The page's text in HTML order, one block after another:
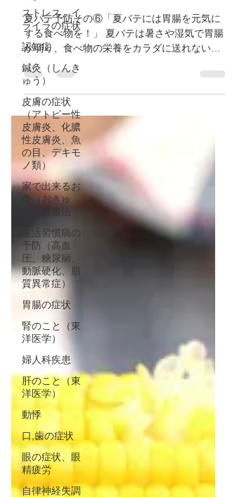
ストレス、イ
ライラの症状
認知症
鍼灸（しんき
ゅう）
皮膚の症状
（アトピー性
皮膚炎、化膿
性皮膚炎、魚
の目、デキモ
ノ類）
家で出来るお
灸（おきゅ
う）健康法
生活習慣病の
予防（高血
圧、糖尿病、
動脈硬化、脂
質異常症）
胃腸の症状
腎のこと（東
洋医学）
婦人科疾患
肝のこと（東
洋医学）
動悸
口,歯の症状
眼の症状、眼
精疲労
自律神経失調
ん
夏バテ予防その⑥「夏バテには胃腸を元気に
が弱り、食べ物の栄養をカラダに送れない状
態です。 症状は食欲不振、頭重感、頭痛、め
まい、倦怠感、下痢、口の粘つきなど。 ・胃
腸を元気にする食べ物 ①ねばねば類 オクラ、
山芋、納豆。 ②発酵食品...